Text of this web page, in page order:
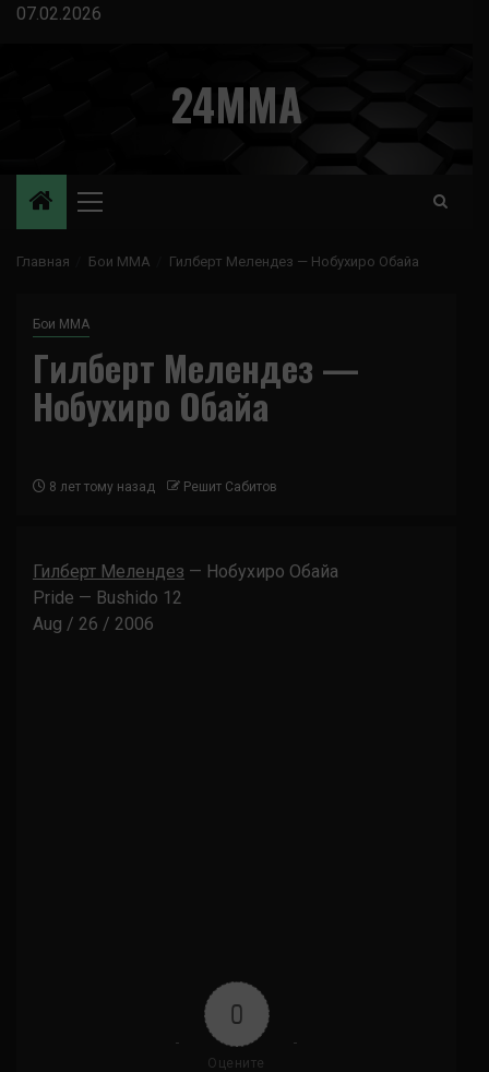
Перейти
07.02.2026
24MMA
Основное
Главная Бои ММА Гилберт Мелендез — Нобухиро Обайа
Бои ММА
Гилберт Мелендез —
Нобухиро Обайа
8 лет тому назад Решит Сабитов
Гилберт Мелендез — Нобухиро Обайа
Pride — Bushido 12
Aug / 26 / 2006
0
Оцените